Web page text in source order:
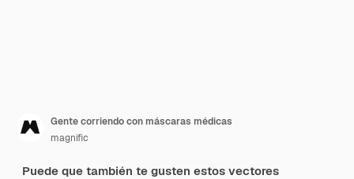
Gente corriendo con máscaras médicas
magnific
Puede que también te gusten estos vectores